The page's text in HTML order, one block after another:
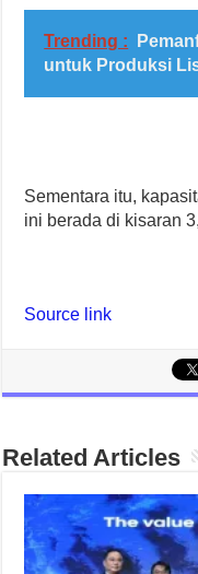
Trending :
untuk Produksi
Sementara itu,
ini berada di kisaran
Source link
Related Articles